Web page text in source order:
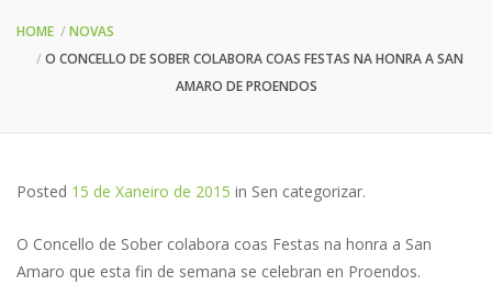
HOME
NOVAS
O CONCELLO DE SOBER COLABORA COAS FESTAS NA HONRA A SAN
AMARO DE PROENDOS
Posted 15 de Xaneiro de 2015 in Sen categorizar.
O Concello de Sober colabora coas Festas na honra a San
Amaro que esta fin de semana se celebran en Proendos.